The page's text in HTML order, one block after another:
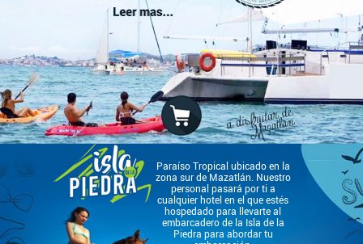
Paraíso Tropical ubicado en la
zona sur de Mazatlán. Nuestro
personal pasará por ti a
cualquier hotel en el que estés
hospedado para llevarte al
embarcadero de la Isla de la
Piedra para abordar tu